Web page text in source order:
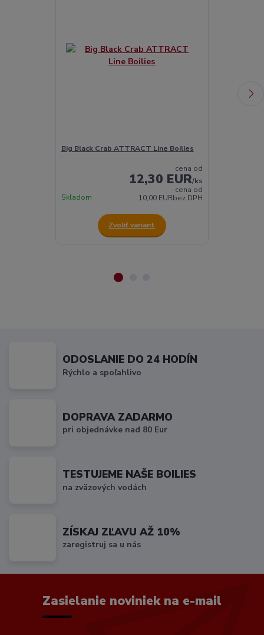
Big Black Crab ATTRACT Line Boilies
cena od
12,30 EUR/ks
cena od
10,00 EURbez DPH
Skladom
Zvoliť variant
ODOSLANIE DO 24 HODÍN
Rýchlo a spoľahlivo
DOPRAVA ZADARMO
pri objednávke nad 80 Eur
TESTUJEME NAŠE BOILIES
na zväzových vodách
ZÍSKAJ ZĽAVU AŽ 10%
zaregistruj sa u nás
Zasielanie noviniek na e-mail